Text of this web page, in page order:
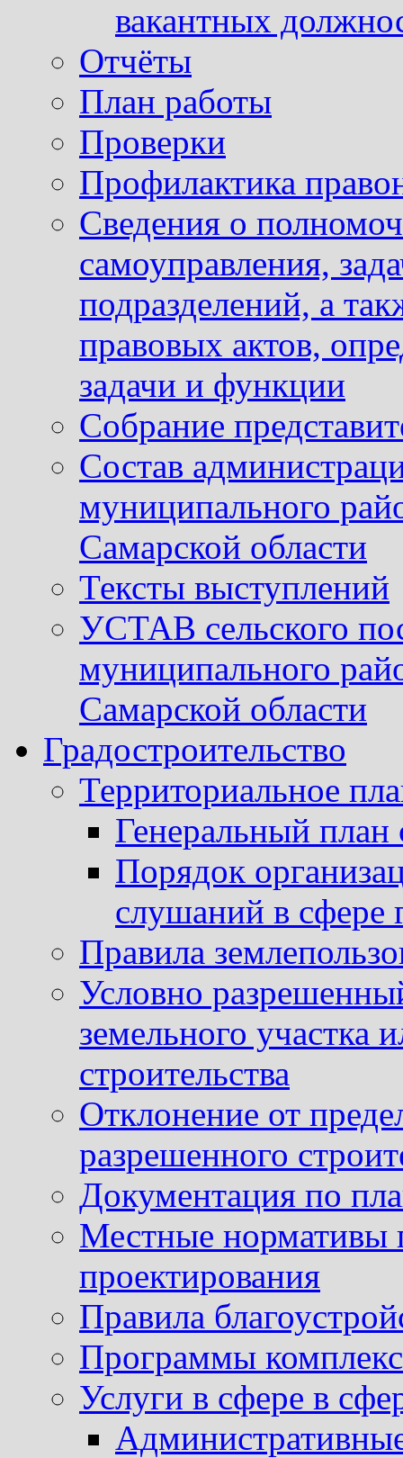
вакантных
Отчёты
План работы
Проверки
Профилактика
Сведения о
самоуправления,
подразделений, а
правовых актов,
задачи и функции
Собрание
Состав
муниципального
Самарской области
Тексты выступлений
УСТАВ сельского
муниципального
Самарской области
Градостроительство
Территориальное
Генеральный план
Порядок
слушаний в сфере
Правила
Условно
земельного участка
строительства
Отклонение от
разрешенного
Документация по
Местные нормативы
проектирования
Правила
Программы
Услуги в сфере в